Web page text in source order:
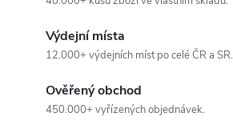
Výdejní místa
12.000+ výdejních míst po celé ČR a SR.
Ověřený obchod
450.000+ vyřízených objednávek.